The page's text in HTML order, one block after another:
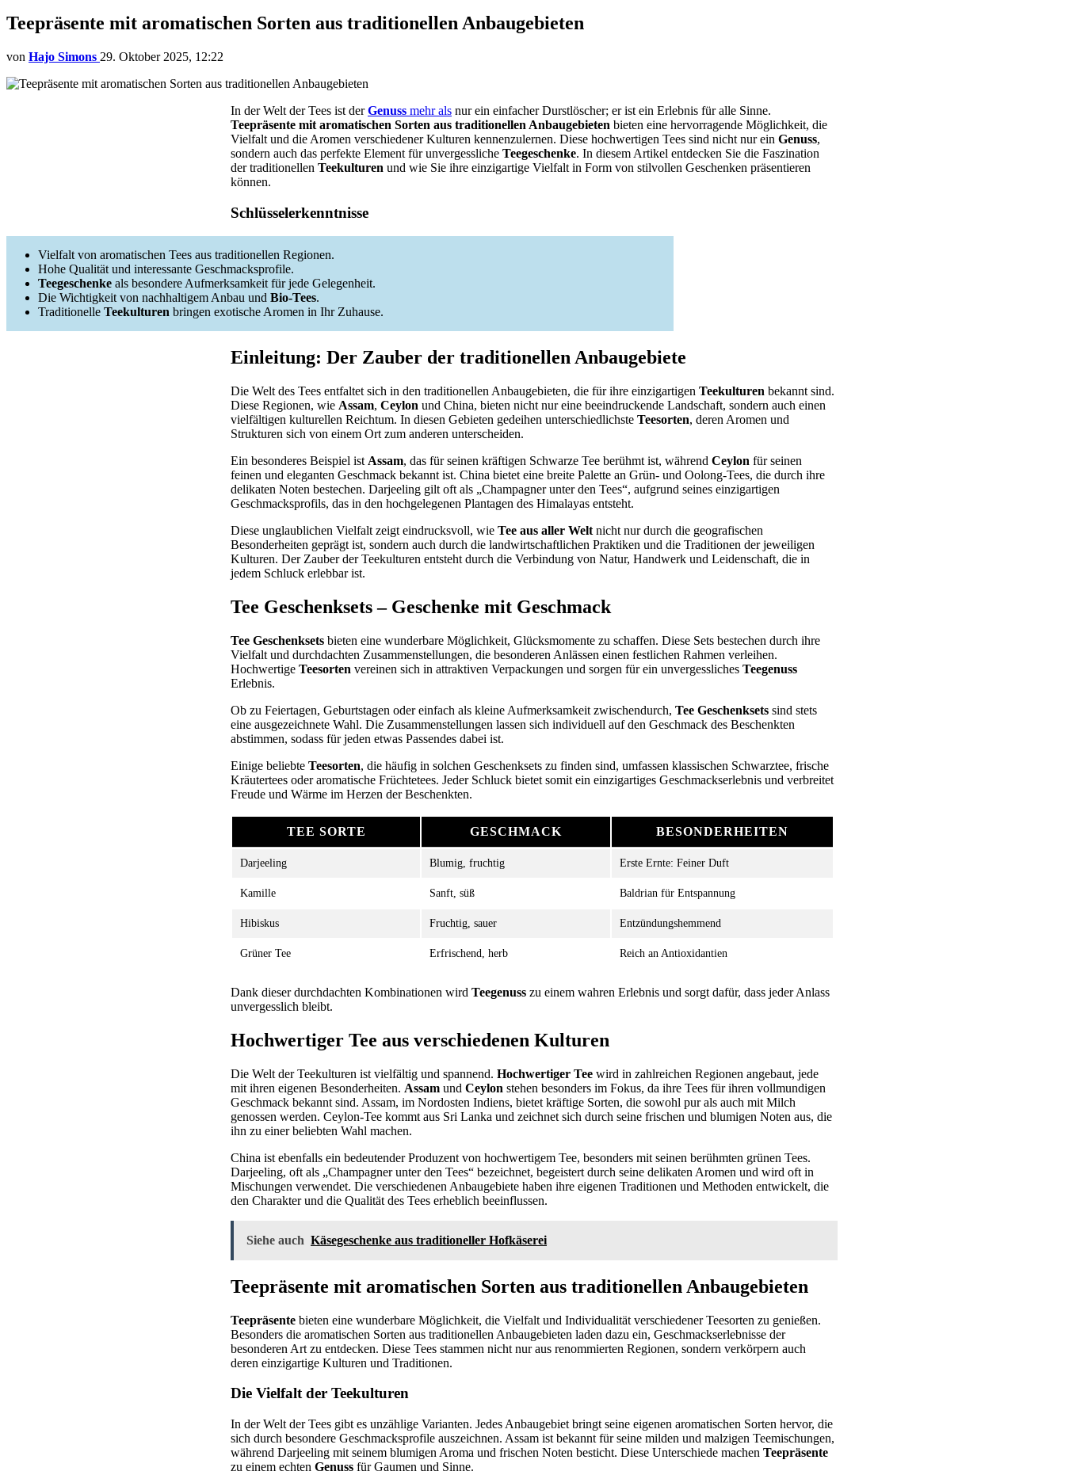
Teepräsente mit aromatischen Sorten aus traditionellen Anbaugebieten
von Hajo Simons 29. Oktober 2025, 12:22
In der Welt der Tees ist derGenuss mehr als nur ein einfacher Durstlöscher; er ist ein Erlebnis für alle Sinne.
Teepräsente mit aromatischen Sorten aus traditionellen Anbaugebieten bieten eine hervorragende Möglichkeit, die
Vielfalt und die Aromen verschiedener Kulturen kennenzulernen. Diese hochwertigen Tees sind nicht nur ein Genuss,
sondern auch das perfekte Element für unvergessliche Teegeschenke. In diesem Artikel entdecken Sie die Faszination
der traditionellen Teekulturen und wie Sie ihre einzigartige Vielfalt in Form von stilvollen Geschenken präsentieren
können.
Schlüsselerkenntnisse
Vielfalt von aromatischen Tees aus traditionellen Regionen.
Hohe Qualität und interessante Geschmacksprofile.
Teegeschenke als besondere Aufmerksamkeit für jede Gelegenheit.
Die Wichtigkeit von nachhaltigem Anbau und Bio-Tees.
Traditionelle Teekulturen bringen exotische Aromen in Ihr Zuhause.
Einleitung: Der Zauber der traditionellen Anbaugebiete
Die Welt des Tees entfaltet sich in den traditionellen Anbaugebieten, die für ihre einzigartigen Teekulturen bekannt sind.
Diese Regionen, wie Assam, Ceylon und China, bieten nicht nur eine beeindruckende Landschaft, sondern auch einen
vielfältigen kulturellen Reichtum. In diesen Gebieten gedeihen unterschiedlichste Teesorten, deren Aromen und
Strukturen sich von einem Ort zum anderen unterscheiden.
Ein besonderes Beispiel ist Assam, das für seinen kräftigen Schwarze Tee berühmt ist, während Ceylon für seinen
feinen und eleganten Geschmack bekannt ist. China bietet eine breite Palette an Grün- und Oolong-Tees, die durch ihre
delikaten Noten bestechen. Darjeeling gilt oft als „Champagner unter den Tees“, aufgrund seines einzigartigen
Geschmacksprofils, das in den hochgelegenen Plantagen des Himalayas entsteht.
Diese unglaublichen Vielfalt zeigt eindrucksvoll, wie Tee aus aller Welt nicht nur durch die geografischen
Besonderheiten geprägt ist, sondern auch durch die landwirtschaftlichen Praktiken und die Traditionen der jeweiligen
Kulturen. Der Zauber der Teekulturen entsteht durch die Verbindung von Natur, Handwerk und Leidenschaft, die in
jedem Schluck erlebbar ist.
Tee Geschenksets – Geschenke mit Geschmack
Tee Geschenksets bieten eine wunderbare Möglichkeit, Glücksmomente zu schaffen. Diese Sets bestechen durch ihre
Vielfalt und durchdachten Zusammenstellungen, die besonderen Anlässen einen festlichen Rahmen verleihen.
Hochwertige Teesorten vereinen sich in attraktiven Verpackungen und sorgen für ein unvergessliches Teegenuss
Erlebnis.
Ob zu Feiertagen, Geburtstagen oder einfach als kleine Aufmerksamkeit zwischendurch, Tee Geschenksets sind stets
eine ausgezeichnete Wahl. Die Zusammenstellungen lassen sich individuell auf den Geschmack des Beschenkten
abstimmen, sodass für jeden etwas Passendes dabei ist.
Einige beliebte Teesorten, die häufig in solchen Geschenksets zu finden sind, umfassen klassischen Schwarztee, frische
Kräutertees oder aromatische Früchtetees. Jeder Schluck bietet somit ein einzigartiges Geschmackserlebnis und verbreitet
Freude und Wärme im Herzen der Beschenkten.
TEE SORTE GESCHMACK BESONDERHEITEN
Darjeeling Blumig, fruchtig Erste Ernte: Feiner Duft
Kamille Sanft, süß Baldrian für Entspannung
Hibiskus Fruchtig, sauer Entzündungshemmend
Grüner Tee Erfrischend, herb Reich an Antioxidantien
Dank dieser durchdachten Kombinationen wird Teegenuss zu einem wahren Erlebnis und sorgt dafür, dass jeder Anlass
unvergesslich bleibt.
Hochwertiger Tee aus verschiedenen Kulturen
Die Welt der Teekulturen ist vielfältig und spannend. Hochwertiger Tee wird in zahlreichen Regionen angebaut, jede
mit ihren eigenen Besonderheiten. Assam und Ceylon stehen besonders im Fokus, da ihre Tees für ihren vollmundigen
Geschmack bekannt sind. Assam, im Nordosten Indiens, bietet kräftige Sorten, die sowohl pur als auch mit Milch
genossen werden. Ceylon-Tee kommt aus Sri Lanka und zeichnet sich durch seine frischen und blumigen Noten aus, die
ihn zu einer beliebten Wahl machen.
China ist ebenfalls ein bedeutender Produzent von hochwertigem Tee, besonders mit seinen berühmten grünen Tees.
Darjeeling, oft als „Champagner unter den Tees“ bezeichnet, begeistert durch seine delikaten Aromen und wird oft in
Mischungen verwendet. Die verschiedenen Anbaugebiete haben ihre eigenen Traditionen und Methoden entwickelt, die
den Charakter und die Qualität des Tees erheblich beeinflussen.
Siehe auch Käsegeschenke aus traditioneller Hofkäserei
Teepräsente mit aromatischen Sorten aus traditionellen Anbaugebieten
Teepräsente bieten eine wunderbare Möglichkeit, die Vielfalt und Individualität verschiedener Teesorten zu genießen.
Besonders die aromatischen Sorten aus traditionellen Anbaugebieten laden dazu ein, Geschmackserlebnisse der
besonderen Art zu entdecken. Diese Tees stammen nicht nur aus renommierten Regionen, sondern verkörpern auch
deren einzigartige Kulturen und Traditionen.
Die Vielfalt der Teekulturen
In der Welt der Tees gibt es unzählige Varianten. Jedes Anbaugebiet bringt seine eigenen aromatischen Sorten hervor, die
sich durch besondere Geschmacksprofile auszeichnen. Assam ist bekannt für seine milden und malzigen Teemischungen,
während Darjeeling mit seinem blumigen Aroma und frischen Noten besticht. Diese Unterschiede machen Teepräsente
zu einem echten Genuss für Gaumen und Sinne.